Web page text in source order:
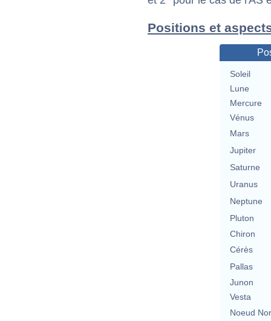
Positions et
Soleil
Lune
Mercure
Vénus
Mars
Jupiter
Saturne
Uranus
Neptune
Pluton
Chiron
Cérès
Pallas
Junon
Vesta
Noeud